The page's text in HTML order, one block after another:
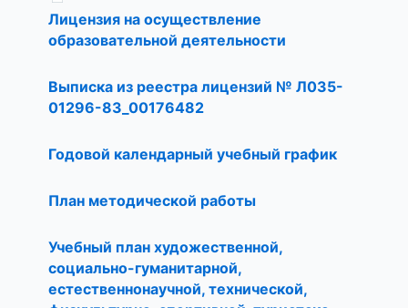
Лицензия на осуществление
образовательной деятельности
Выписка из реестра лицензий № Л035-
01296-83_00176482
Годовой календарный учебный график
План методической работы
Учебный план художественной,
социально-гуманитарной,
естественнонаучной, технической,